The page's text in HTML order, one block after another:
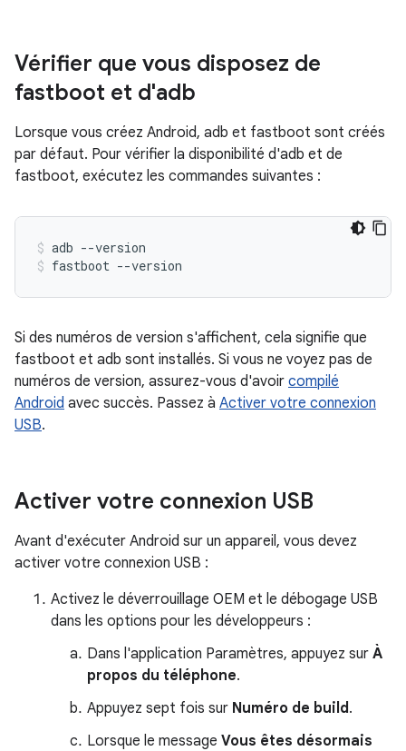
Vérifier que vous disposez de
fastboot et d'adb
Lorsque vous créez Android, adb et fastboot sont créés
par défaut. Pour vérifier la disponibilité d'adb et de
fastboot, exécutez les commandes suivantes :
adb --version
fastboot --version
Si des numéros de version s'affichent, cela signifie que
fastboot et adb sont installés. Si vous ne voyez pas de
numéros de version, assurez-vous d'avoir compilé
Android avec succès. Passez à Activer votre connexion
USB.
Activer votre connexion USB
Avant d'exécuter Android sur un appareil, vous devez
activer votre connexion USB :
Activez le déverrouillage OEM et le débogage USB
dans les options pour les développeurs :
Dans l'application Paramètres, appuyez sur À
propos du téléphone.
Appuyez sept fois sur Numéro de build.
Lorsque le message Vous êtes désormais